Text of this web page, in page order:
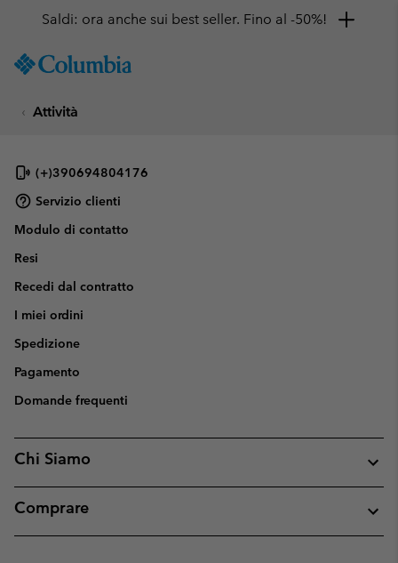
TO
SKIP
NAV
SKIP
SEARCH
Saldi: ora anche sui best seller. Fino al -50%!
Attività
(+)390694804176
Servizio clienti
Modulo di contatto
Resi
Recedi dal contratto
I miei ordini
Spedizione
Pagamento
Domande frequenti
Chi Siamo
Comprare